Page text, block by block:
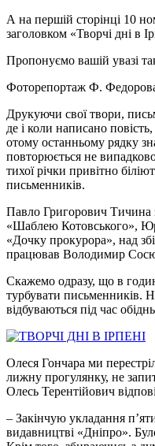
А на першій сторінці 10
заголовком «Творчі дні в
Пропонуємо вашій увазі
Фоторепортаж Ф.
Друкуючи свої твори,
де і коли написано
отому останньому рядку
повторюється не
тихої річки привітно
письменників.
Павло Григорович Тичина
«Шаблею Котовського»,
«Дочку прокурора», над
працював Володимир
Скажемо одразу, що в
турбувати письменників.
відбуваються під час
Олеся Гончара ми
лижну прогулянку, не
Олесь Терентійович
– Закінчую укладання
видавництві «Дніпро».